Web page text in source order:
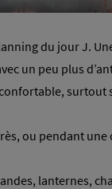
du jour J.
un peu plus
ou pendant
lanternes,